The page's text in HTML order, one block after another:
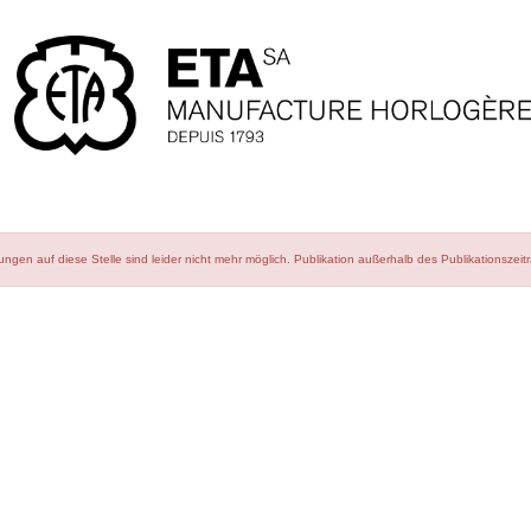
auf diese Stelle sind leider nicht mehr möglich. Publikation außerhalb des